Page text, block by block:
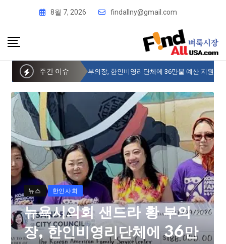
8월 7, 2026 findallny@gmail.com
주간 이슈
뉴욕시의회 샌드라 황 부의장, 한인비영리단체에 36만불 예산 지원
뉴스 한인사회
뉴욕시의회 샌드라 황 부의
장, 한인비영리단체에 36만